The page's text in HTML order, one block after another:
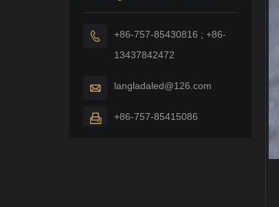

+86-757-85430816 ; +86-
13437842472
 langladaled@126.com
 +86-757-85415086